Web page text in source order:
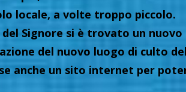
locale, a volte troppo piccolo.
Signore si è trovato un
del nuovo luogo di culto
anche un sito internet per